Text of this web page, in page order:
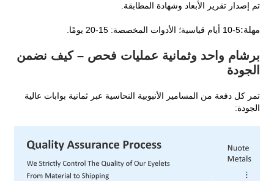
تم إصدار تقرير الأبعاد وشهادة المطابقة.
مهلة:5-10 أيام قياسية؛ الأدوات المخصصة: 15-20 يومًا.
برشام واحد وثمانية عمليات فحص – كيف نضمن
الجودة
تمر كل دفعة من المسامير الأنبوبية النحاسية عبر ثمانية بوابات عالية
الجودة: